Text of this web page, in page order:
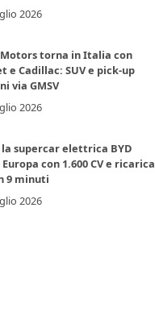
2026
torna in Italia con
e Cadillac: SUV e pick-up
via GMSV
2026
la supercar elettrica BYD
con 1.600 CV e ricarica
9 minuti
2026